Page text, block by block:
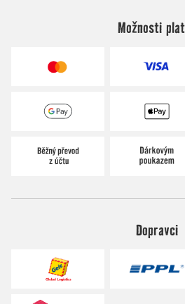
Možnosti
Dopravci